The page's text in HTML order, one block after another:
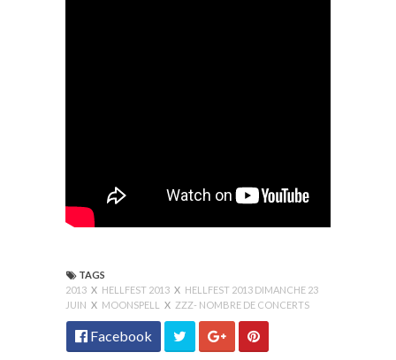
TAGS
2013 X HELLFEST 2013 X HELLFEST 2013 DIMANCHE 23
JUIN X MOONSPELL X ZZZ- NOMBRE DE CONCERTS
Facebook